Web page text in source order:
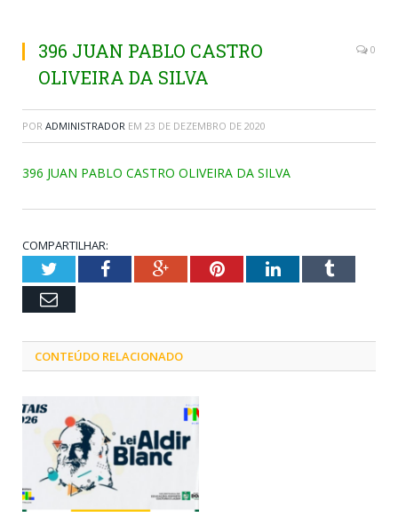
396 JUAN PABLO CASTRO
OLIVEIRA DA SILVA
0
POR ADMINISTRADOR EM 23 DE DEZEMBRO DE 2020
396 JUAN PABLO CASTRO OLIVEIRA DA SILVA
COMPARTILHAR:
TwitterFacebookGoogle+PinterestLinkedInTumblr
Email
CONTEÚDO RELACIONADO